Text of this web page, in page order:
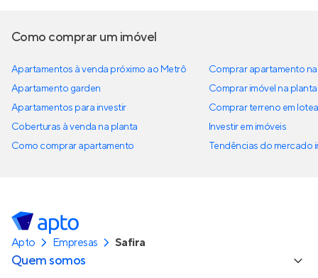
Como comprar um imóvel
Apartamentos à venda próximo ao Metrô
Apartamento garden
Apartamentos para investir
Coberturas à venda na planta
Como comprar apartamento
Comprar apartamento
Comprar imóvel na planta
Comprar terreno em
Investir em imóveis
Tendências do mercado
Apto Empresas Safira
Quem somos